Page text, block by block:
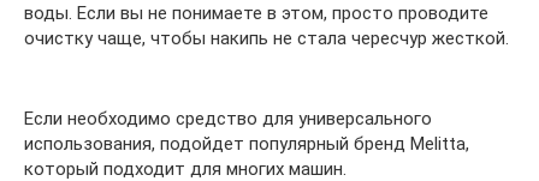
воды. Если вы не понимаете в этом, просто проводите
очистку чаще, чтобы накипь не стала чересчур жесткой.
Если необходимо средство для универсального
использования, подойдет популярный бренд Melitta,
который подходит для многих машин.